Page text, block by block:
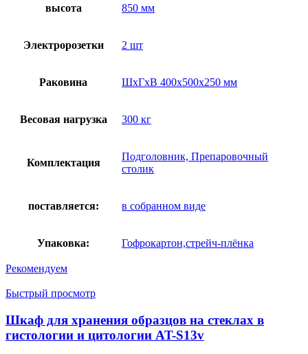
высота 850 мм
Электророзетки 2 шт
Раковина ШхГхВ 400х500х250 мм
Весовая нагрузка 300 кг
Комплектация
Подголовник, Препаровочный
столик
поставляется: в собранном виде
Упаковка: Гофрокартон,стрейч-плёнка
Рекомендуем
Быстрый просмотр
Шкаф для хранения образцов на стеклах в
гистологии и цитологии AT-S13v